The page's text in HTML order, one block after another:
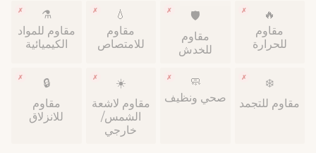
🔥
✗
مقاوم
للحرارة
🛡
✗
مقاوم
للخدش
💧
✗
مقاوم
للامتصاص
⚗️
✗
مقاوم للمواد
الكيميائية
❄️
✗
مقاوم للتجمد
🧼
✗
صحي ونظيف
☀️
✗
مقاوم لاشعة
الشمس/
خارجي
🔒
✗
مقاوم
للانزلاق